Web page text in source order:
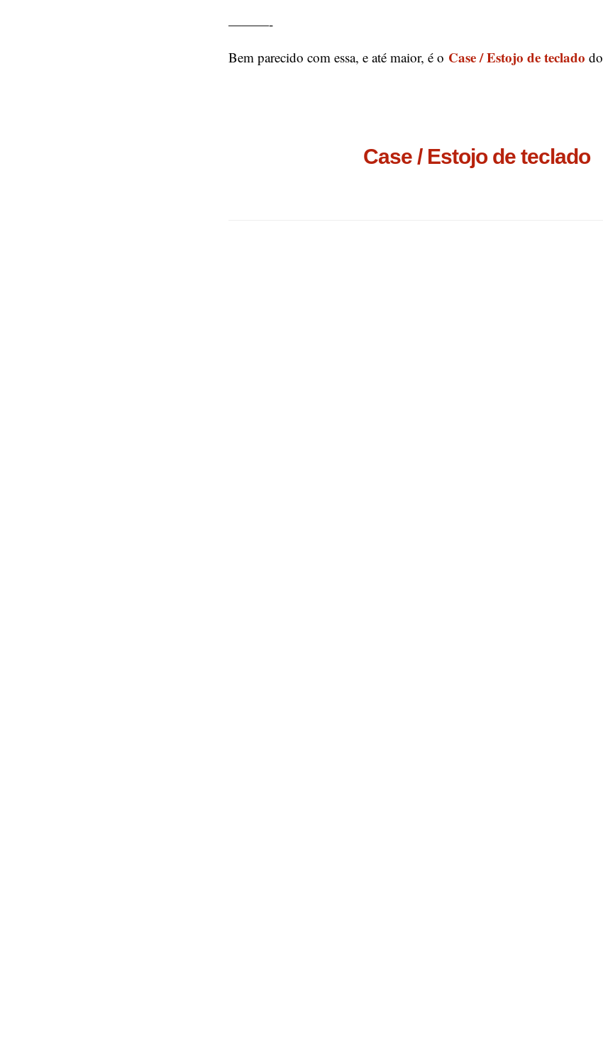
———-
Bem parecido com essa, e até maior, é o Case / Estojo de teclado do
Case / Estojo de teclado